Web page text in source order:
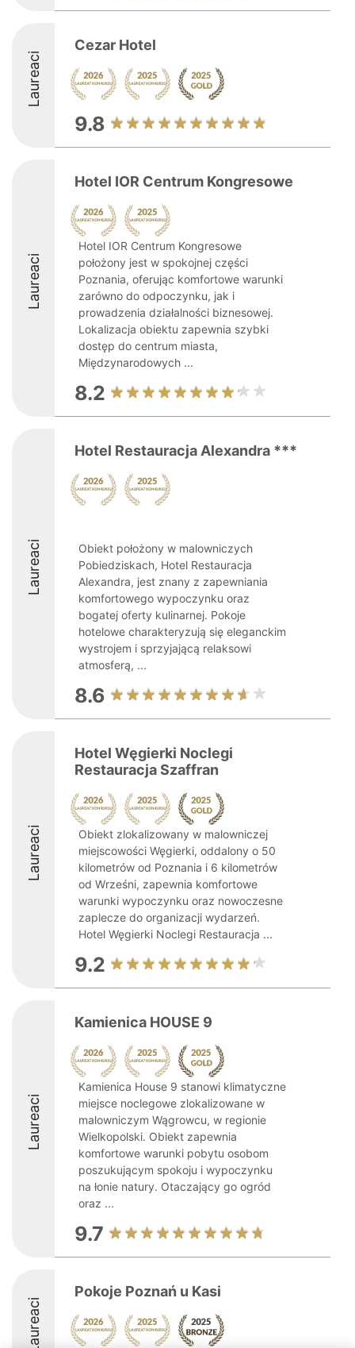
Laureaci
Cezar Hotel
9.8
Laureaci
Hotel IOR Centrum Kongresowe
Hotel IOR Centrum Kongresowe
położony jest w spokojnej części
Poznania, oferując komfortowe warunki
zarówno do odpoczynku, jak i
prowadzenia działalności biznesowej.
Lokalizacja obiektu zapewnia szybki
dostęp do centrum miasta,
Międzynarodowych ...
8.2
Laureaci
Hotel Restauracja Alexandra ***
Obiekt położony w malowniczych
Pobiedziskach, Hotel Restauracja
Alexandra, jest znany z zapewniania
komfortowego wypoczynku oraz
bogatej oferty kulinarnej. Pokoje
hotelowe charakteryzują się eleganckim
wystrojem i sprzyjającą relaksowi
atmosferą, ...
8.6
Laureaci
Hotel Węgierki Noclegi
Restauracja Szaffran
Obiekt zlokalizowany w malowniczej
miejscowości Węgierki, oddalony o 50
kilometrów od Poznania i 6 kilometrów
od Wrześni, zapewnia komfortowe
warunki wypoczynku oraz nowoczesne
zaplecze do organizacji wydarzeń.
Hotel Węgierki Noclegi Restauracja ...
9.2
Laureaci
Kamienica HOUSE 9
Kamienica House 9 stanowi klimatyczne
miejsce noclegowe zlokalizowane w
malowniczym Wągrowcu, w regionie
Wielkopolski. Obiekt zapewnia
komfortowe warunki pobytu osobom
poszukującym spokoju i wypoczynku
na łonie natury. Otaczający go ogród
oraz ...
9.7
Laureaci
Pokoje Poznań u Kasi